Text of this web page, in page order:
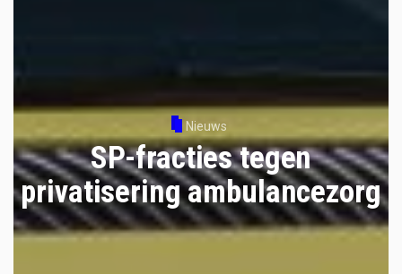
Nieuws
SP-fracties tegen
privatisering ambulancezorg